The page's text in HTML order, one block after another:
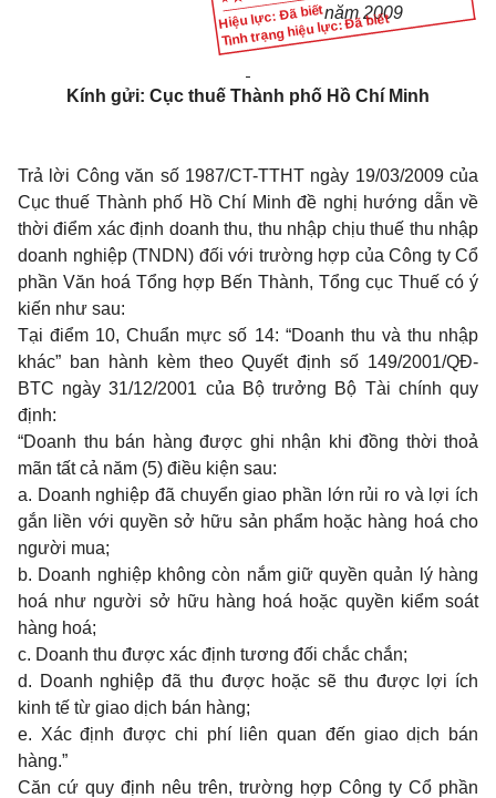
Hiệu lực: Đã biết
Tình trạng hiệu lực: Đã biết
năm 2009
Kính gửi: Cục thuế Thành phố Hồ Chí Minh
Trả lời Công văn số 1987/CT-TTHT ngày 19/03/2009 của
Cục thuế Thành phố Hồ Chí Minh đề nghị hướng dẫn về
thời điểm xác định doanh thu, thu nhập chịu thuế thu nhập
doanh nghiệp (TNDN) đối với trường hợp của Công ty Cổ
phần Văn hoá Tổng hợp Bến Thành, Tổng cục Thuế có ý
kiến như sau:
Tại điểm 10, Chuẩn mực số 14: “Doanh thu và thu nhập
khác” ban hành kèm theo Quyết định số 149/2001/QĐ-
BTC ngày 31/12/2001 của Bộ trưởng Bộ Tài chính quy
định:
“Doanh thu bán hàng được ghi nhận khi đồng thời thoả
mãn tất cả năm (5) điều kiện sau:
a. Doanh nghiệp đã chuyển giao phần lớn rủi ro và lợi ích
gắn liền với quyền sở hữu sản phẩm hoặc hàng hoá cho
người mua;
b. Doanh nghiệp không còn nắm giữ quyền quản lý hàng
hoá như người sở hữu hàng hoá hoặc quyền kiểm soát
hàng hoá;
c. Doanh thu được xác định tương đối chắc chắn;
d. Doanh nghiệp đã thu được hoặc sẽ thu được lợi ích
kinh tế từ giao dịch bán hàng;
e. Xác định được chi phí liên quan đến giao dịch bán
hàng.”
Căn cứ quy định nêu trên, trường hợp Công ty Cổ phần